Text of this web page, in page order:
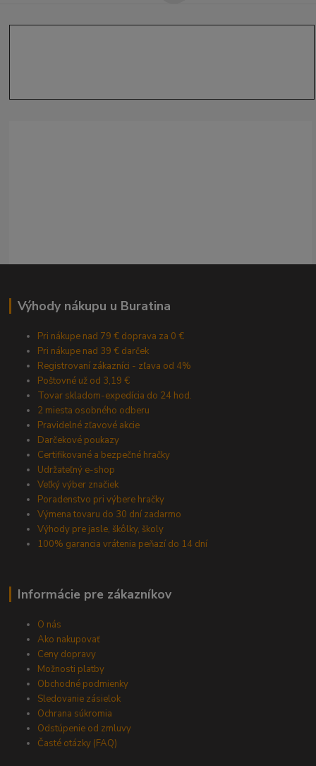
Výhody nákupu u Buratina
Pri nákupe nad 79 € doprava za 0 €
Pri nákupe nad 39 € darček
Registrovaní zákazníci - zľava od 4%
Poštovné už od 3,19 €
Tovar skladom-expedícia do 24 hod.
2 miesta osobného odberu
Pravidelné zľavové akcie
Darčekové poukazy
Certifikované a bezpečné hračky
Udržateľný e-shop
Veľký výber značiek
Poradenstvo pri výbere hračky
Výmena tovaru do 30 dní zadarmo
Výhody pre jasle, škôlky, školy
100% garancia vrátenia peňazí do 14 dní
Informácie pre zákazníkov
O nás
Ako nakupovať
Ceny dopravy
Možnosti platby
Obchodné podmienky
Sledovanie zásielok
Ochrana súkromia
Odstúpenie od zmluvy
Časté otázky (FAQ)